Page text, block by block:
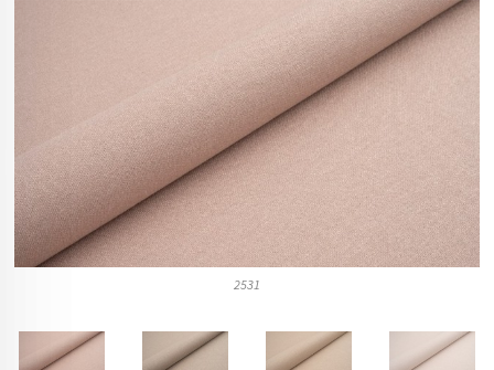
2531